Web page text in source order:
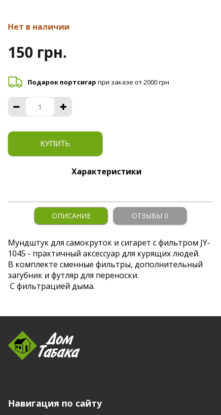
Нет в наличии
150 грн.
Подарок портсигар при заказе от 2000 грн
КУПИТЬ
Характеристики
ОПИСАНИЕ ОТЗЫВЫ 0
Мундштук для самокруток и сигарет с фильтром JY-
1045 - практичный аксессуар для курящих людей.
В комплекте сменные фильтры, дополнительный
загубник и футляр для переноски.
С фильтрацией дыма.
Навигация по сайту